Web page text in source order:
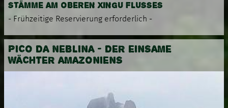
STÄMME AM OBEREN XINGU FLUSSES
- Frühzeitige Reservierung erforderlich -
PICO DA NEBLINA - DER EINSAME
WÄCHTER AMAZONIENS